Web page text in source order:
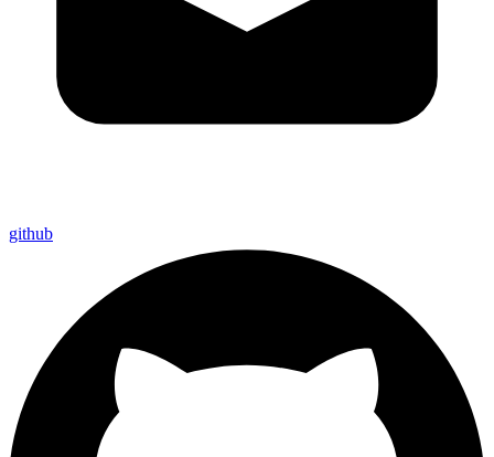
github